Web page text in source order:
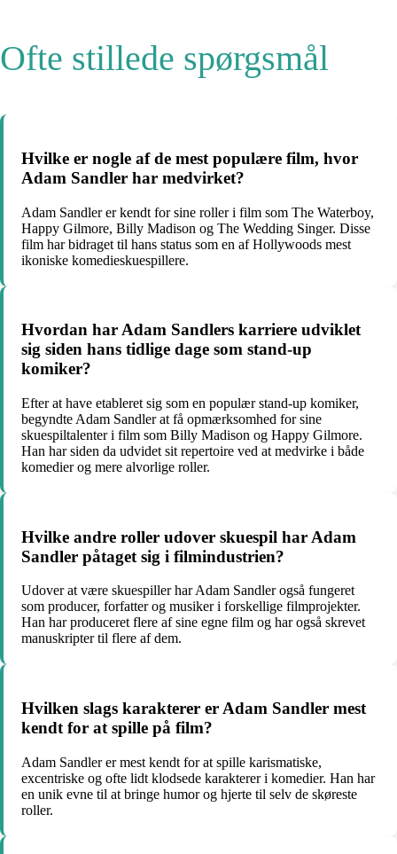
Ofte stillede spørgsmål
Hvilke er nogle af de mest populære film, hvor
Adam Sandler har medvirket?
Adam Sandler er kendt for sine roller i film som The Waterboy,
Happy Gilmore, Billy Madison og The Wedding Singer. Disse
film har bidraget til hans status som en af Hollywoods mest
ikoniske komedieskuespillere.
Hvordan har Adam Sandlers karriere udviklet
sig siden hans tidlige dage som stand-up
komiker?
Efter at have etableret sig som en populær stand-up komiker,
begyndte Adam Sandler at få opmærksomhed for sine
skuespiltalenter i film som Billy Madison og Happy Gilmore.
Han har siden da udvidet sit repertoire ved at medvirke i både
komedier og mere alvorlige roller.
Hvilke andre roller udover skuespil har Adam
Sandler påtaget sig i filmindustrien?
Udover at være skuespiller har Adam Sandler også fungeret
som producer, forfatter og musiker i forskellige filmprojekter.
Han har produceret flere af sine egne film og har også skrevet
manuskripter til flere af dem.
Hvilken slags karakterer er Adam Sandler mest
kendt for at spille på film?
Adam Sandler er mest kendt for at spille karismatiske,
excentriske og ofte lidt klodsede karakterer i komedier. Han har
en unik evne til at bringe humor og hjerte til selv de skøreste
roller.